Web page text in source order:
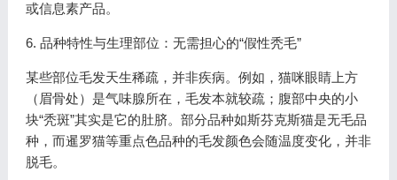
或信息素产品。
6. 品种特性与生理部位：无需担心的“假性秃毛”
某些部位毛发天生稀疏，并非疾病。例如，猫咪眼睛上方
（眉骨处）是气味腺所在，毛发本就较疏；腹部中央的小
块“秃斑”其实是它的肚脐。部分品种如斯芬克斯猫是无毛品
种，而暹罗猫等重点色品种的毛发颜色会随温度变化，并非
脱毛。